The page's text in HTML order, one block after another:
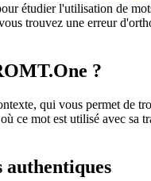
étudier l'utilisation de
trouvez une erreur
?
qui vous permet de
ce mot est utilisé avec
authentiques